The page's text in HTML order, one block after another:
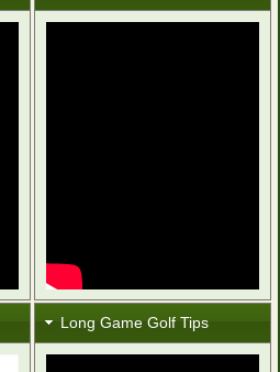
Long Game Golf Tips